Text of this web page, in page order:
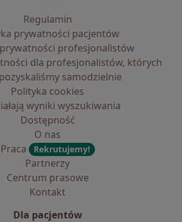
Regulamin
prywatności pacjentów
profesjonalistów
dla profesjonalistów, których
samodzielnie
Polityka cookies
wyniki wyszukiwania
Dostępność
O nas
Praca
Rekrutujemy!
Partnerzy
Centrum prasowe
Kontakt
Dla pacjentów